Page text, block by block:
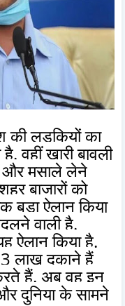
की लड़कियों का
वहीं खारी बावली
मसाले लेने
बाजारों को
बड़ा ऐलान किया
वाली है.
ऐलान किया है.
3 लाख दुकाने हैं
हैं. अब वह इन
दुनिया के सामने